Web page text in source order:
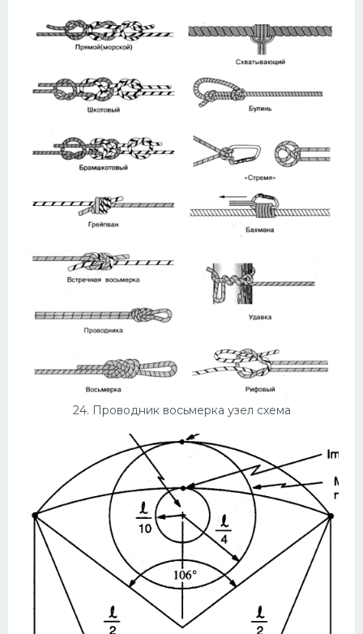
24. Проводник восьмерка узел схема